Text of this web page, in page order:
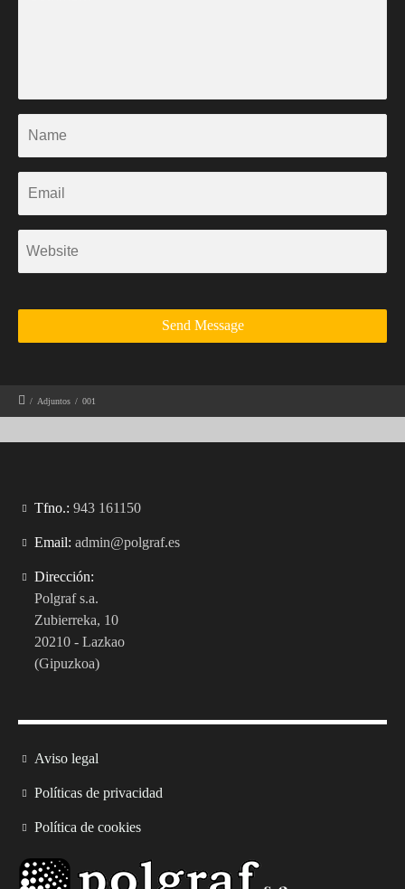
/ Adjuntos / 001
Tfno.: 943 161150
Email: admin@polgraf.es
Dirección:
Polgraf s.a.
Zubierreka, 10
20210 - Lazkao
(Gipuzkoa)
Aviso legal
Políticas de privacidad
Política de cookies